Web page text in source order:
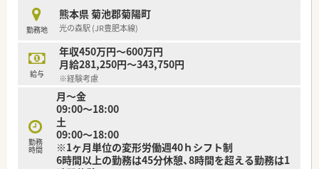
い領域への挑戦を恐れない活気ある組織が特徴です。
【こんな取り組みをしています】
■月に1回の定例勉強会の開催をはじめ、症例検討会など専門領
域に特化した勉強会を数多く実施してレベルアップを図ってい
ます。
■専門の勉強会での発表や論文執筆により単位を取得できる社
内認定資格制度を設け、合格者には手当を支給しています。
■地元の大学と共同で化粧品の開発を行っており、希望する薬剤
師は商品の企画や推進といった珍しい業務に関われます。
【やりがい/おすすめポイント】
■独自の社内認定資格を取得することで自身のスキルアップが
勤務地
熊本県 菊池郡菊陽町
光の森駅 (JR豊肥本線)
給与
年収450万円～600万円
月給281,250円～343,750円
※経験考慮
勤務
時間
月～金
09:00～18:00
土
09:00～18:00
※1ヶ月単位の変形労働週40ｈシフト制
6時間以上の勤務は45分休憩、8時間を超える勤務は1